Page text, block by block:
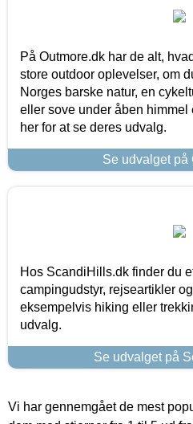
På Outmore.dk har de alt,
store outdoor oplevelser, om
Norges barske natur, en
eller sove under åben himmel
her for at se deres udvalg.
Se udvalget på
Hos ScandiHills.dk finder du
campingudstyr, rejseartikler
eksempelvis hiking eller
udvalg.
Se udvalget på
Vi har gennemgået de mest